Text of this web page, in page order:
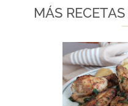
MÁS